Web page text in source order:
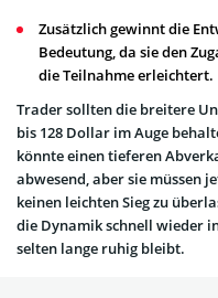
Zusätzlich gewinnt die
Bedeutung, da sie den
die Teilnahme erleichtert.
Trader sollten die breitere
bis 128 Dollar im Auge
könnte einen tieferen
abwesend, aber sie müssen
keinen leichten Sieg zu
die Dynamik schnell wieder
selten lange ruhig bleibt.